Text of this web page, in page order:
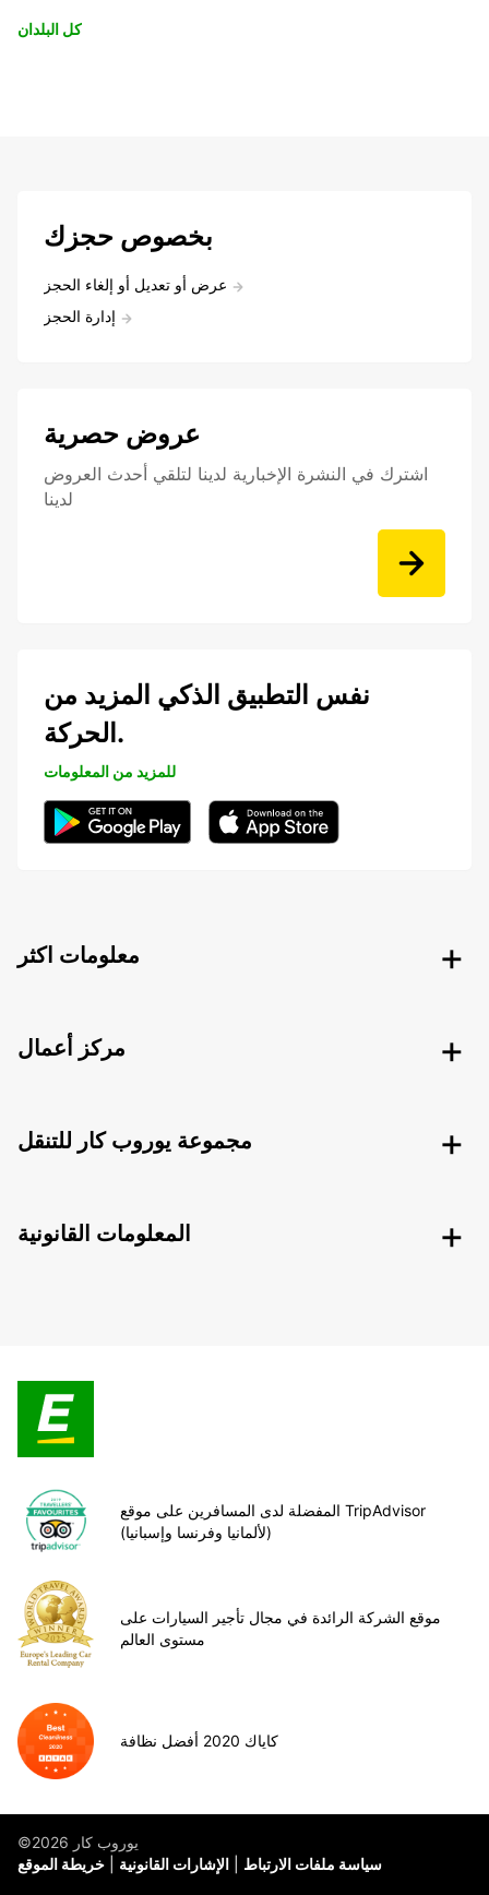
كل البلدان
بخصوص حجزك
عرض أو تعديل أو إلغاء الحجز
إدارة الحجز
عروض حصرية
اشترك في النشرة الإخبارية لدينا لتلقي أحدث العروض
لدينا
نفس التطبيق الذكي المزيد من
الحركة.
للمزيد من المعلومات
معلومات اكثر
مركز أعمال
مجموعة يوروب كار للتنقل
المعلومات القانونية
المفضلة لدى المسافرين على موقع TripAdvisor
(لألمانيا وفرنسا وإسبانيا)
موقع الشركة الرائدة في مجال تأجير السيارات على
مستوى العالم
كاياك 2020 أفضل نظافة
©يوروب كار 2026
خريطة الموقع
الإشارات القانونية سياسة ملفات الارتباط